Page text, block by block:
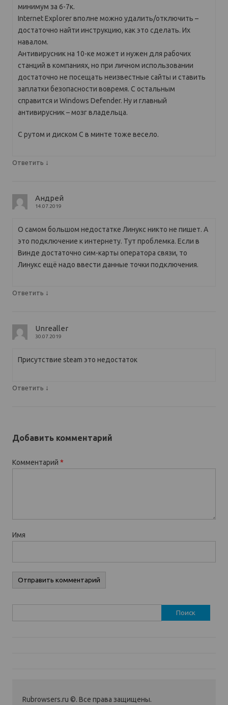
минимум за 6-7к.
Internet Explorer вполне можно удалить/отключить –
достаточно найти инструкцию, как это сделать. Их
навалом.
Антивирусник на 10-ке может и нужен для рабочих
станций в компаниях, но при личном использовании
достаточно не посещать неизвестные сайты и ставить
заплатки безопасности вовремя. С остальным
справится и Windows Defender. Ну и главный
антивирусник – мозг владельца.
С рутом и диском C в минте тоже весело.
Ответить ↓
Андрей
14.07.2019
О самом большом недостатке Линукс никто не пишет. А
это подключение к интернету. Тут проблемка. Если в
Винде достаточно сим-карты оператора связи, то
Линукс ещё надо ввести данные точки подключения.
Ответить ↓
Unrealler
30.07.2019
Присутствие steam это недостаток
Ответить ↓
Добавить комментарий
Комментарий *
Имя
Rubrowsers.ru ©. Все права защищены.